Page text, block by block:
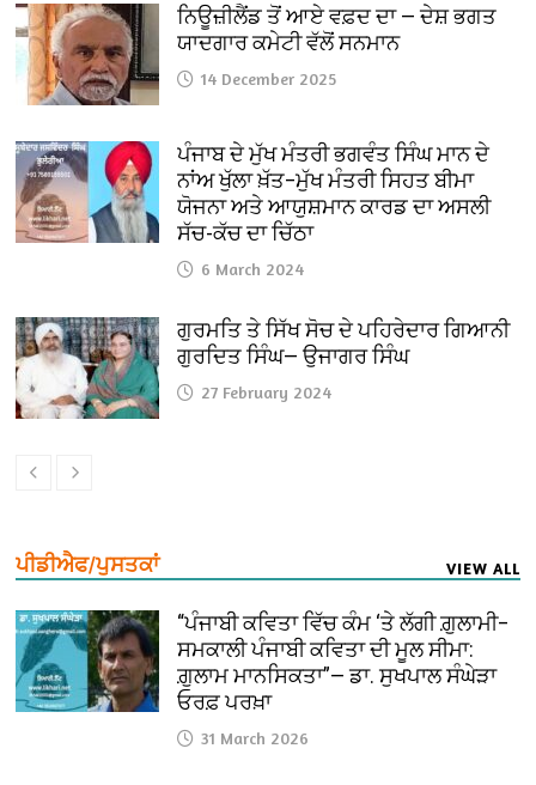
ਨਿਊਜ਼ੀਲੈਂਡ ਤੋਂ ਆਏ ਵਫ਼ਦ ਦਾ — ਦੇਸ਼ ਭਗਤ
ਯਾਦਗਾਰ ਕਮੇਟੀ ਵੱਲੋਂ ਸਨਮਾਨ
14 December 2025
ਪੰਜਾਬ ਦੇ ਮੁੱਖ ਮੰਤਰੀ ਭਗਵੰਤ ਸਿੰਘ ਮਾਨ ਦੇ
ਨਾਂਅ ਖੁੱਲਾ ਖ਼ੱਤ–ਮੁੱਖ ਮੰਤਰੀ ਸਿਹਤ ਬੀਮਾ
ਯੋਜਨਾ ਅਤੇ ਆਯੁਸ਼ਮਾਨ ਕਾਰਡ ਦਾ ਅਸਲੀ
ਸੱਚ-ਕੱਚ ਦਾ ਚਿੱਠਾ
6 March 2024
ਗੁਰਮਤਿ ਤੇ ਸਿੱਖ ਸੋਚ ਦੇ ਪਹਿਰੇਦਾਰ ਗਿਆਨੀ
ਗੁਰਦਿਤ ਸਿੰਘ— ਉਜਾਗਰ ਸਿੰਘ
27 February 2024
ਪੀਡੀਐਫ/ਪੁਸਤਕਾਂ VIEW ALL
“ਪੰਜਾਬੀ ਕਵਿਤਾ ਵਿੱਚ ਕੰਮ ‘ਤੇ ਲੱਗੀ ਗ਼ੁਲਾਮੀ–
ਸਮਕਾਲੀ ਪੰਜਾਬੀ ਕਵਿਤਾ ਦੀ ਮੂਲ ਸੀਮਾ:
ਗ਼ੁਲਾਮ ਮਾਨਸਿਕਤਾ”— ਡਾ. ਸੁਖਪਾਲ ਸੰਘੇੜਾ
ਓਰਫ਼ ਪਰਖ਼ਾ
31 March 2026